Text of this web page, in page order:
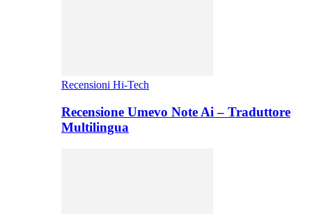
Recensioni Hi-Tech
Recensione Umevo Note Ai – Traduttore
Multilingua